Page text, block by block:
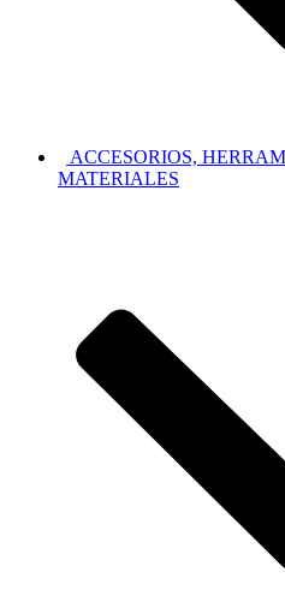
ACCESORIOS,
MATERIALES